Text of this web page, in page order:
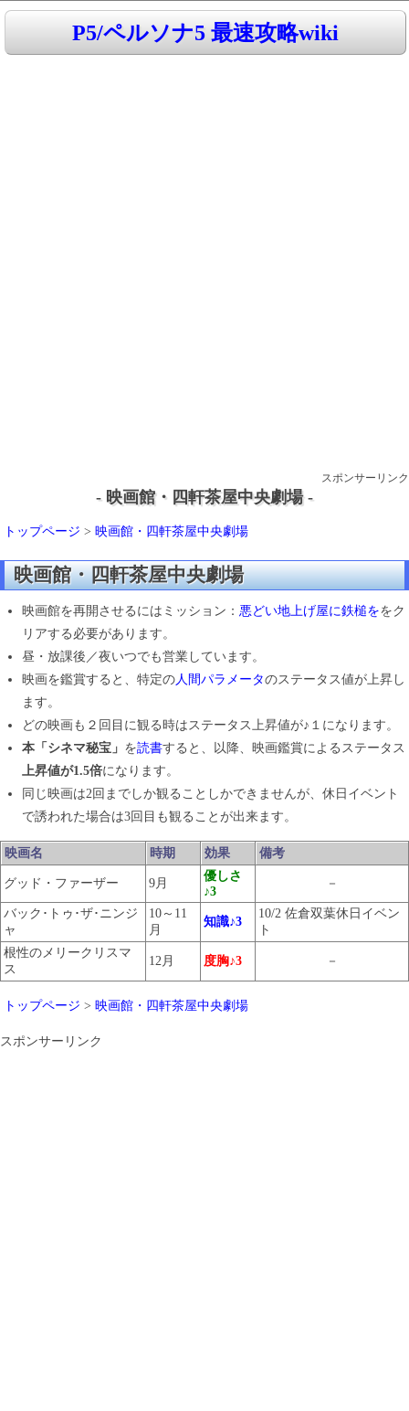
P5/ペルソナ5 最速攻略wiki
スポンサーリンク
- 映画館・四軒茶屋中央劇場 -
トップページ > 映画館・四軒茶屋中央劇場
映画館・四軒茶屋中央劇場
映画館を再開させるにはミッション： 悪どい地上げ屋に鉄槌ををク
リアする必要があります。
昼・放課後／夜いつでも営業しています。
映画を鑑賞すると、特定の人間パラメータのステータス値が上昇し
ます。
どの映画も２回目に観る時はステータス上昇値が♪１になります。
本「シネマ秘宝」 を読書すると、以降、映画鑑賞によるステータス
上昇値が1.5倍になります。
同じ映画は2回までしか観ることしかできませんが、休日イベント
で誘われた場合は3回目も観ることが出来ます。
映画名 時期 効果 備考
グッド・ファーザー 9月
優しさ
♪3
－
バック･トゥ･ザ･ニンジ
ャ
10～11
月
知識♪3
10/2 佐倉双葉休日イベン
ト
根性のメリークリスマ
ス
12月 度胸♪3 －
トップページ > 映画館・四軒茶屋中央劇場
スポンサーリンク